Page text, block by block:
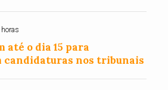
até o dia 15 para
nos tribunais